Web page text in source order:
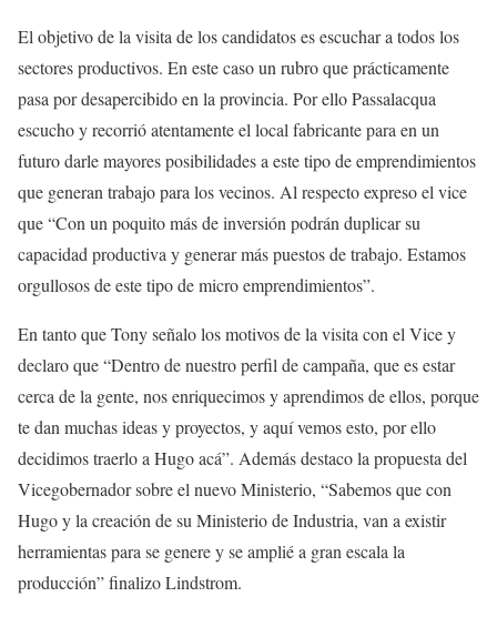
El objetivo de la visita de los candidatos es escuchar a todos los
sectores productivos. En este caso un rubro que prácticamente
pasa por desapercibido en la provincia. Por ello Passalacqua
escucho y recorrió atentamente el local fabricante para en un
futuro darle mayores posibilidades a este tipo de emprendimientos
que generan trabajo para los vecinos. Al respecto expreso el vice
que “Con un poquito más de inversión podrán duplicar su
capacidad productiva y generar más puestos de trabajo. Estamos
orgullosos de este tipo de micro emprendimientos”.
En tanto que Tony señalo los motivos de la visita con el Vice y
declaro que “Dentro de nuestro perfil de campaña, que es estar
cerca de la gente, nos enriquecimos y aprendimos de ellos, porque
te dan muchas ideas y proyectos, y aquí vemos esto, por ello
decidimos traerlo a Hugo acá”. Además destaco la propuesta del
Vicegobernador sobre el nuevo Ministerio, “Sabemos que con
Hugo y la creación de su Ministerio de Industria, van a existir
herramientas para se genere y se amplié a gran escala la
producción” finalizo Lindstrom.